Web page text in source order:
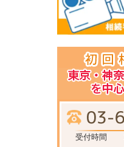
受付時間